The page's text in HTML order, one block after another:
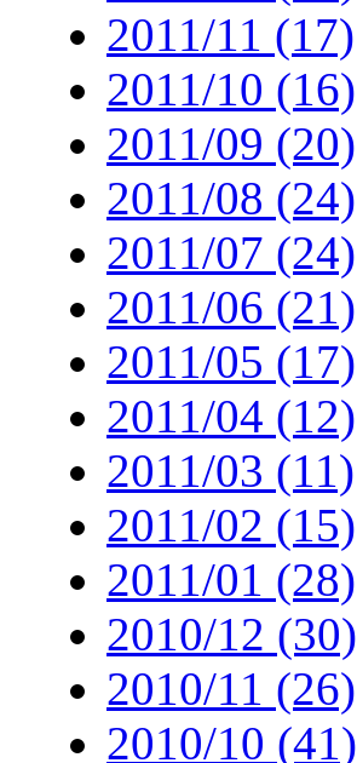
2011/11 (17)
2011/10 (16)
2011/09 (20)
2011/08 (24)
2011/07 (24)
2011/06 (21)
2011/05 (17)
2011/04 (12)
2011/03 (11)
2011/02 (15)
2011/01 (28)
2010/12 (30)
2010/11 (26)
2010/10 (41)